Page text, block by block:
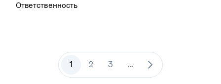
Ответственность
1 2 3 ...